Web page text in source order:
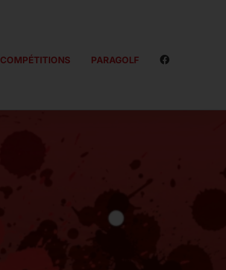
COMPÉTITIONS PARAGOLF